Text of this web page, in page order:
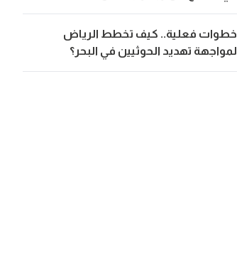
خطوات فعلية.. كيف تخطط الرياض
لمواجهة تهديد الحوثيين في البحر؟